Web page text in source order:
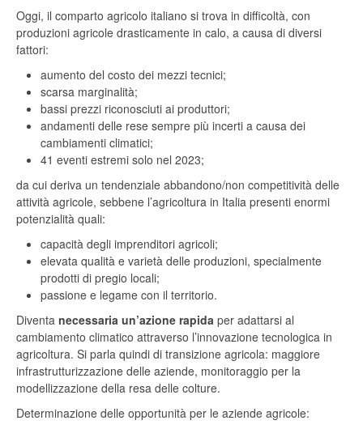
Oggi, il comparto agricolo italiano si trova in difficoltà, con
produzioni agricole drasticamente in calo, a causa di diversi
fattori:
aumento del costo dei mezzi tecnici;
scarsa marginalità;
bassi prezzi riconosciuti ai produttori;
andamenti delle rese sempre più incerti a causa dei
cambiamenti climatici;
41 eventi estremi solo nel 2023;
da cui deriva un tendenziale abbandono/non competitività delle
attività agricole, sebbene l’agricoltura in Italia presenti enormi
potenzialità quali:
capacità degli imprenditori agricoli;
elevata qualità e varietà delle produzioni, specialmente
prodotti di pregio locali;
passione e legame con il territorio.
Diventa necessaria un’azione rapida per adattarsi al
cambiamento climatico attraverso l’innovazione tecnologica in
agricoltura. Si parla quindi di transizione agricola: maggiore
infrastrutturizzazione delle aziende, monitoraggio per la
modellizzazione della resa delle colture.
Determinazione delle opportunità per le aziende agricole: